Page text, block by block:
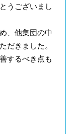
うございまし
、他集団の中
だきました。
するべき点も